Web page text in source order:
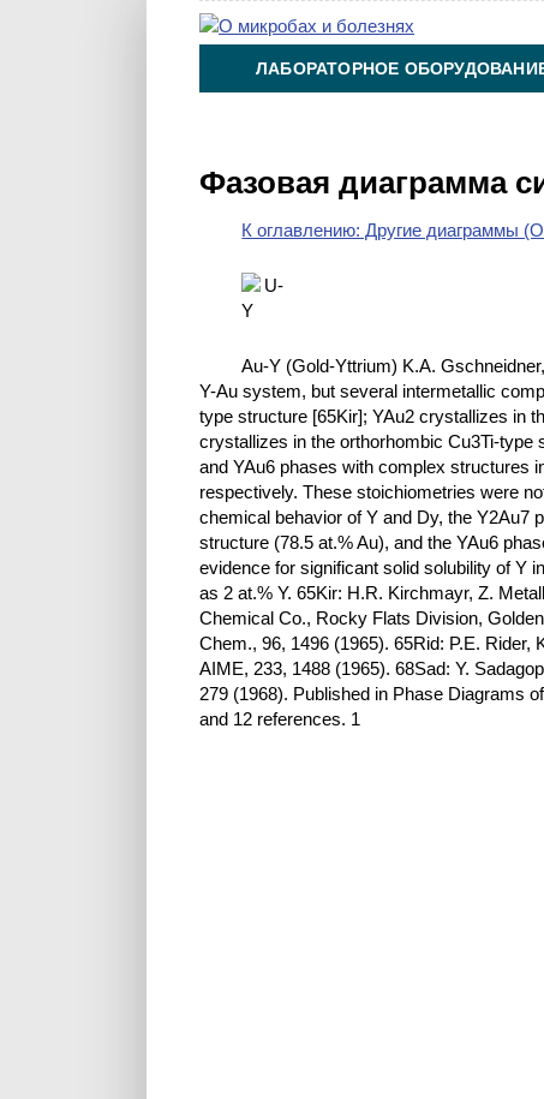
ЛАБОРАТОРНОЕ
Фазовая диаграмма
К оглавлению: Другие диаграммы
Au-Y (Gold-Yttrium) K.A.
Y-Au system, but several intermetallic
type structure [65Kir]; YAu2 crystallizes in
crystallizes in the orthorhombic Cu3Ti-type
and YAu6 phases with complex structures
respectively. These stoichiometries were
chemical behavior of Y and Dy, the Y2Au7
structure (78.5 at.% Au), and the YAu6
evidence for significant solid solubility of Y
as 2 at.% Y. 65Kir: H.R. Kirchmayr, Z.
Chemical Co., Rocky Flats Division,
Chem., 96, 1496 (1965). 65Rid: P.E.
AIME, 233, 1488 (1965). 68Sad: Y.
279 (1968). Published in Phase Diagrams
and 12 references. 1